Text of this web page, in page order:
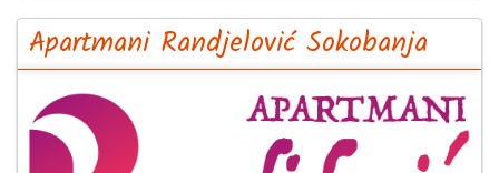
Apartmani Randjelović Sokobanja